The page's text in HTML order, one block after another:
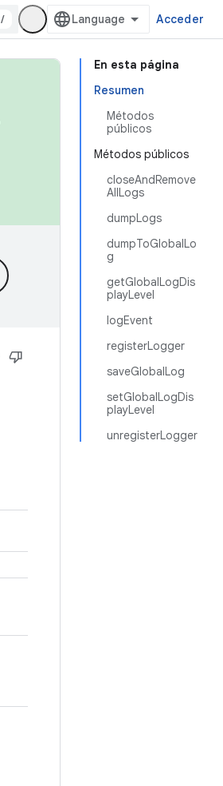
/ Acceder
En esta página
Resumen
Métodos
públicos
Métodos públicos
closeAndRemove
AllLogs
dumpLogs
dumpToGlobalLo
g
getGlobalLogDis
playLevel
logEvent
registerLogger
saveGlobalLog
setGlobalLogDis
playLevel
unregisterLogger